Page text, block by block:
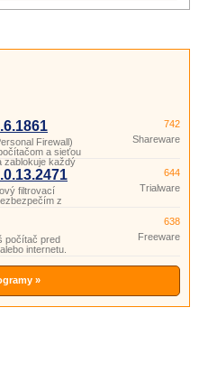
Firewall)
a sieťou
zablokuje každý
742
Shareware
filtrovací
z
644
Trialware
počítač pred
internetu.
638
Freeware
»